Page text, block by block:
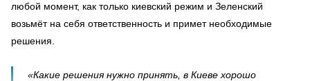
любой момент, как только киевский режим и Зеленский
возьмёт на себя ответственность и примет необходимые
решения.
«Какие решения нужно принять, в Киеве хорошо